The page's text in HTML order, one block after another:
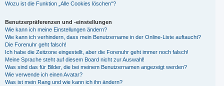
Wozu ist die Funktion „Alle Cookies löschen“?
Benutzerpräferenzen und -einstellungen
Wie kann ich meine Einstellungen ändern?
Wie kann ich verhindern, dass mein Benutzername in der Online-Liste auftaucht?
Die Forenuhr geht falsch!
Ich habe die Zeitzone eingestellt, aber die Forenuhr geht immer noch falsch!
Meine Sprache steht auf diesem Board nicht zur Auswahl!
Was sind das für Bilder, die bei meinem Benutzernamen angezeigt werden?
Wie verwende ich einen Avatar?
Was ist mein Rang und wie kann ich ihn ändern?